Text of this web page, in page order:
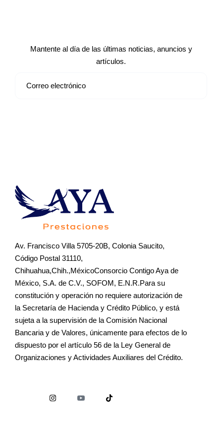
Mantente al día de las últimas noticias, anuncios y
artículos.
Av. Francisco Villa 5705-20B, Colonia Saucito,
Código Postal 31110,
Chihuahua,Chih.,MéxicoConsorcio Contigo Aya de
México, S.A. de C.V., SOFOM, E.N.R.Para su
constitución y operación no requiere autorización de
la Secretaría de Hacienda y Crédito Público, y está
sujeta a la supervisión de la Comisión Nacional
Bancaria y de Valores, únicamente para efectos de lo
dispuesto por el artículo 56 de la Ley General de
Organizaciones y Actividades Auxiliares del Crédito.